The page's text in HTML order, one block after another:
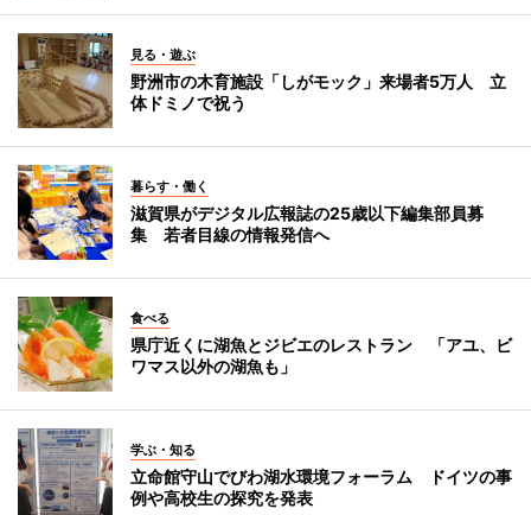
見る・遊ぶ
野洲市の木育施設「しがモック」来場者5万人 立
体ドミノで祝う
暮らす・働く
滋賀県がデジタル広報誌の25歳以下編集部員募
集 若者目線の情報発信へ
食べる
県庁近くに湖魚とジビエのレストラン 「アユ、ビ
ワマス以外の湖魚も」
学ぶ・知る
立命館守山でびわ湖水環境フォーラム ドイツの事
例や高校生の探究を発表